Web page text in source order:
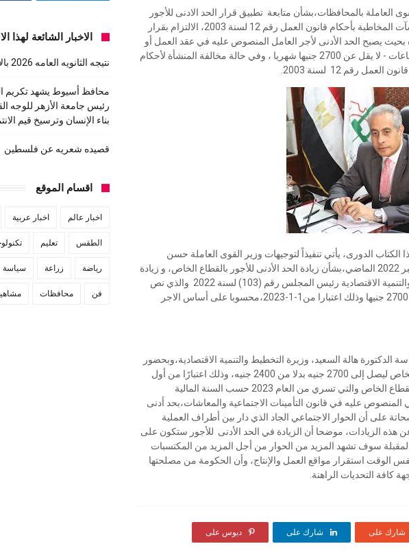
العاملة بالمحافظات،بشأن متابعة تطبيق قرار الحد الادنى للأجور
فى منشآت القطاع الخاص،والذى يتعين من خلاله على جميع المنشآت المخاطبة بأحكام قانون العمل رقم 12 لسنة 2003، الالتزام بقرار
والتنمية الإقتصادية رقم (103) لسنة 2022 وتنفيذه بحيث يصبح الحد الأدنى لأجر العامل المنصوص عليه في عقد العمل أو
الذي يتقاضاه فعليا بالمنشأة وقت تطبيق هذا القرار ـ قبل الاستقطاعات - لا يقل عن 2700 جنيها شهريا ، وفي حالة مخالفة المنشأة لأحكام
رقم 12 لسنة 2003.
الدورى، يأتي تنفيذاً لتوجيهات وزير القوى العاملة حسن
شحاتة،و قرارات المجلس القومي للأجور المنعقد بتاريخ ٢٨ ديسمبر 2022 الماضي،بشأن زيادة الحد الأدنى للأجور بالقطاع الخاص، و زيادة
الحد الأدنى لقيمة العلاوة الدورية السنوية ،وقرار وزيرة التخطيط والتنمية الاقتصادية رئيس المجلس رقم (103) لسنة 2022 والذي نص
في مادته الأولى " على أنه يكون الحد الأدنى للأجر بالقطاع الخاص 2700 جنيها وذلك اعتبارا من1-1-2023،محسوبا على أساس الاجر
القومي للأجور، في اجتماعه يوم 28-12-2022،برئاسة الدكتورة هالة السعيد، وزيرة التخطيط والتنمية الاقتصادية،وبحضور
جميع الأطراف المعنية ، قد أقر زيادة الحد الأدنى للأجور بالقطاع الخاص ليصل إلى 2700 جنيه بدلا من 2400 جنيه، وذلك اعتبارًا من أول
يناير 2023، وأن يكون الحد الأدنى لقيمة العلاوة السنوية الدورية للقطاع الخاص والتي تسري من العام 2023 حسب السنة المالية
أجر الاشتراك التأميني المنصوص عليه في قانون التأمينات الاجتماعية والمعاشات،بحد أدنى
حسن شحاتة على أن الحوار الاجتماعي الجاد الذي دار بين أطراف العملية
الزيادات، موضحا أن الزيادة في الحد الأدنى للأجور ستكون على
سوف تشهد المزيد من الحوار من أجل المزيد من المكتسبات
الوقت استقرار مواقع العمل والإنتاج، وأن الحكومة من مصلحتها
كافة التحديات الراهنة.
شارك على شارك على دبوس على
الاخبار الشائعة لهذا
نتيجه الثانويه العامه 2026 بالاسم ورقم الجلوس
محافظ أسيوط يشهد تكريم
رئيس جامعة الأزهر للوجه
بناء الإنسان وترسيخ قيم
قصيده شعريه عن فلسطين
اقسام الموقع
اخبار عالم اخبار عربية
الطقس تعليم
رياضة زراعة سياسة
فن محافظات